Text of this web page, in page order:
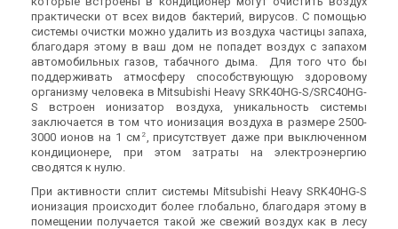
практически от всех видов бактерий, вирусов. С помощью
системы очистки можно удалить из воздуха частицы запаха,
благодаря этому в ваш дом не попадет воздух с запахом
автомобильных газов, табачного дыма. Для того что бы
поддерживать атмосферу способствующую здоровому
организму человека в Mitsubishi Heavy SRK40HG-S/SRC40HG-
S встроен ионизатор воздуха, уникальность системы
заключается в том что ионизация воздуха в размере 2500-
3000 ионов на 1 см 2 , присутствует даже при выключенном
кондиционере, при этом затраты на электроэнергию
сводятся к нулю.
При активности сплит системы Mitsubishi Heavy SRK40HG-S
ионизация происходит более глобально, благодаря этому в
помещении получается такой же свежий воздух как в лесу